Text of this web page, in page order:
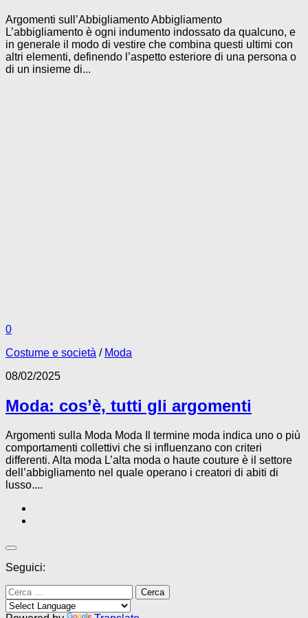
Argomenti sull’Abbigliamento Abbigliamento
L’abbigliamento è ogni indumento indossato da qualcuno, e
in generale il modo di vestire che combina questi ultimi con
altri elementi, definendo l’aspetto esteriore di una persona o
di un insieme di...
0
Costume e società / Moda
08/02/2025
Moda: cos’è, tutti gli argomenti
Argomenti sulla Moda Moda Il termine moda indica uno o più
comportamenti collettivi che si influenzano con criteri
differenti. Alta moda L’alta moda o haute couture è il settore
dell’abbigliamento nel quale operano i creatori di abiti di
lusso....
Seguici:
Ricerca
per: